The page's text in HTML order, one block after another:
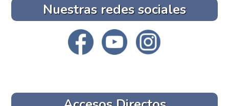
Nuestras redes sociales